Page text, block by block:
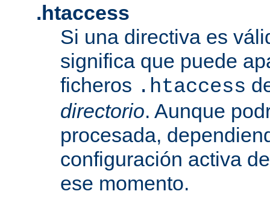
.htaccess
Si una directiva es
significa que puede
ficheros .htaccess
directorio. Aunque
procesada,
configuración activa
ese momento.